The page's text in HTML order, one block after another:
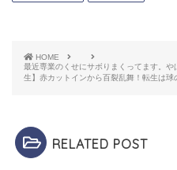
HOME
最近専業のくせにサボりまくってます。
生】赤カットインから百裂乱舞！転生は球
RELATED POST